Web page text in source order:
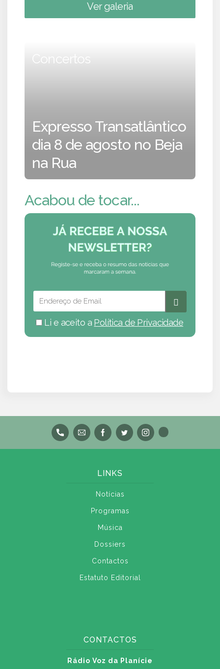
Ver galeria
Concertos
Expresso Transatlântico
dia 8 de agosto no Beja
na Rua
Acabou de tocar...
Li e aceito a Política de Privacidade
LINKS
Notícias
Programas
Música
Dossiers
Contactos
Estatuto Editorial
CONTACTOS
Rádio Voz da Planície